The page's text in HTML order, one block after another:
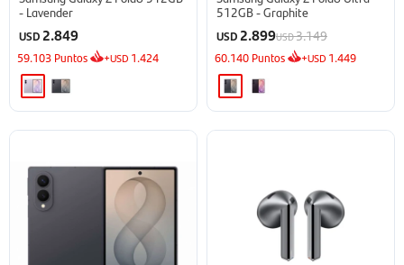
- Lavender
USD 2.849
59.103 Puntos +USD 1.424
512GB - Graphite
USD 2.899USD3.149
60.140 Puntos +USD 1.449